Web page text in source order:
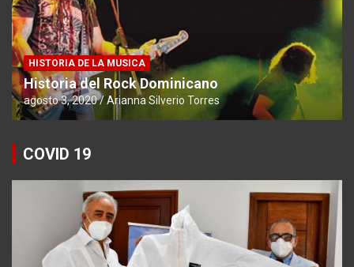
HISTORIA DE LA MUSICA
Historia del Rock Dominicano
agosto 3, 2020 Arianna Silverio Torres
COVID 19